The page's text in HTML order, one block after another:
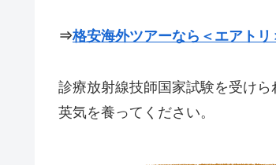
⇒格安海外ツアーなら＜エアトリ
診療放射線技師国家試験を受け
英気を養ってください。